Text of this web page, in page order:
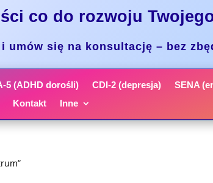
co do rozwoju
umów się na konsultację – bez
5 (ADHD dorośli) CDI-2 (depresja) SENA
Kontakt Inne